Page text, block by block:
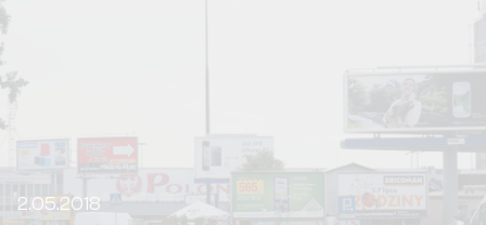
2.05.2018